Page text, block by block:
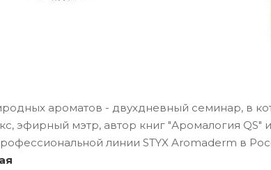
ароматов - двухдневный семинар, в
эфирный мэтр, автор книг "Аромалогия QS"
линии STYX Aromaderm в